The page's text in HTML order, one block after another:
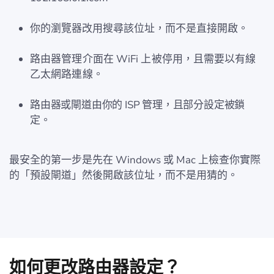
你的瀏覽器改用搜尋該位址，而不是直接開啟。
路由器管理介面在 WiFi 上被停用，且需要以有線
乙太網路連線。
路由器或閘道由你的 ISP 管理，且部分設定被鎖
定。
最安全的第一步是先在 Windows 或 Mac 上檢查你實際
的「預設閘道」然後開啟該位址，而不是用猜的。
如何更改路由器設定？